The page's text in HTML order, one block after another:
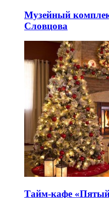
Музейный
Словцова
Тайм-кафе